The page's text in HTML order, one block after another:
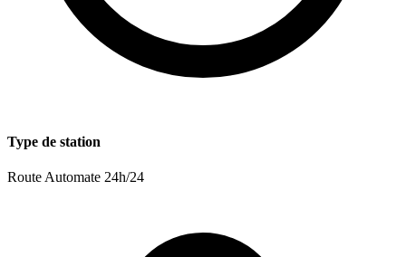
Type de station
Route Automate 24h/24